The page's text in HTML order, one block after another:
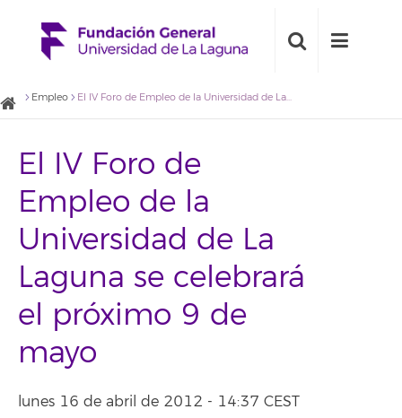
Empleo El IV Foro de Empleo de la Universidad de La Laguna se celebrará el próximo 9 de mayo
El IV Foro de
Empleo de la
Universidad de La
Laguna se celebrará
el próximo 9 de
mayo
lunes 16 de abril de 2012 - 14:37 CEST